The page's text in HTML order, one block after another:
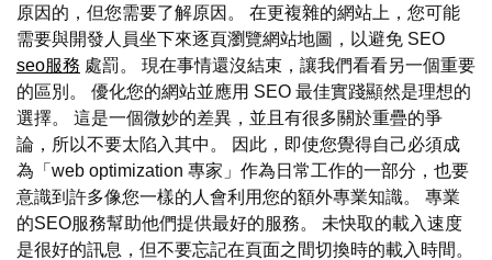
原因的，但您需要了解原因。 在更複雜的網站上，您可能
需要與開發人員坐下來逐頁瀏覽網站地圖，以避免 SEO
seo服務 處罰。 現在事情還沒結束，讓我們看看另一個重要
的區別。 優化您的網站並應用 SEO 最佳實踐顯然是理想的
選擇。 這是一個微妙的差異，並且有很多關於重疊的爭
論，所以不要太陷入其中。 因此，即使您覺得自己必須成
為「web optimization 專家」作為日常工作的一部分，也要
意識到許多像您一樣的人會利用您的額外專業知識。 專業
的SEO服務幫助他們提供最好的服務。 未快取的載入速度
是很好的訊息，但不要忘記在頁面之間切換時的載入時間。